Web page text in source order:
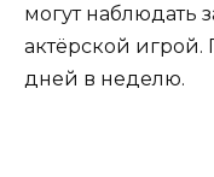
могут наблюдать
актёрской игрой.
дней в неделю.